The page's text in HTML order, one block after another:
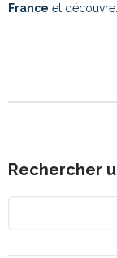
France et
Rechercher